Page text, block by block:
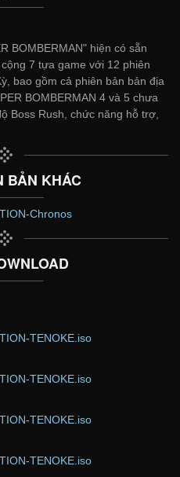
BOMBERMAN" hiện có sẵn
7 tựa game với 12 phiên
bao gồm cả phiên bản bản địa
BOMBERMAN 4 và 5 chưa
Boss Rush, chức năng hỗ trợ,
BẢN KHÁC
Chronos
TENOKE.iso
TENOKE.iso
TENOKE.iso
TENOKE.iso